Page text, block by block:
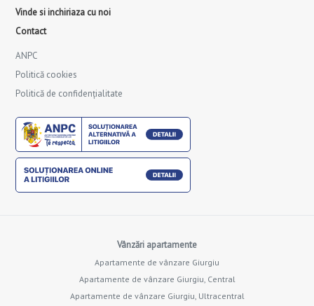
Vinde si inchiriaza cu noi
Contact
ANPC
Politică cookies
Politică de confidențialitate
Vânzări apartamente
Apartamente de vânzare Giurgiu
Apartamente de vânzare Giurgiu, Central
Apartamente de vânzare Giurgiu, Ultracentral